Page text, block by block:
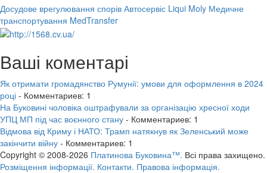
Досудове врегулювання спорів Автосервіс Liqui Moly Медичне
транспортування MedTransfer
Ваші коментарі
Як отримати громадянство Румунії: умови для оформлення в 2024
році - Комментариев: 1
На Буковині чоловіка оштрафували за організацію хресної ходи
УПЦ МП під час воєнного стану - Комментариев: 1
Відмова від Криму і НАТО: Трамп натякнув як Зеленський може
закінчити війну - Комментариев: 1
Copyright © 2008-2026 Платинова Буковина™. Всі права захищено.
Розміщення інформації. Контакти. Правова інформація.